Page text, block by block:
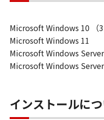
Microsoft Windows 10 （
Microsoft Windows 11
Microsoft Windows
Microsoft Windows
インストールに